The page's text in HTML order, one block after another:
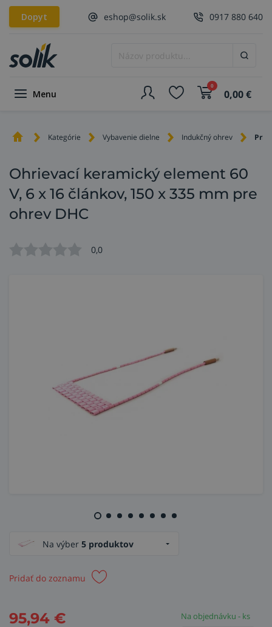
Dopyt eshop@solik.sk 0917 880 640
Menu
0
0,00€
Kategórie Vybavenie dielne Indukčný ohrev
Ohrievací keramický element 60
V, 6 x 16 článkov, 150 x 335 mm pre
ohrev DHC
0,0
Na výber 5 produktov
Pridať do zoznamu
95,94 € Na objednávku - ks